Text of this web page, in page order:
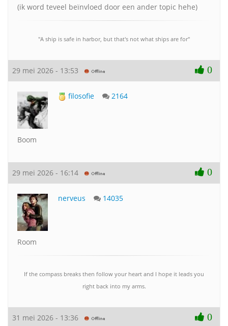
(ik word teveel beïnvloed door een ander topic hehe)
"A ship is safe in harbor, but that's not what ships are for"
29 mei 2026 - 13:53 0
filosofie 2164
Boom
29 mei 2026 - 16:14 0
nerveus 14035
Room
If the compass breaks then follow your heart and I hope it leads you
right back into my arms.
31 mei 2026 - 13:36 0